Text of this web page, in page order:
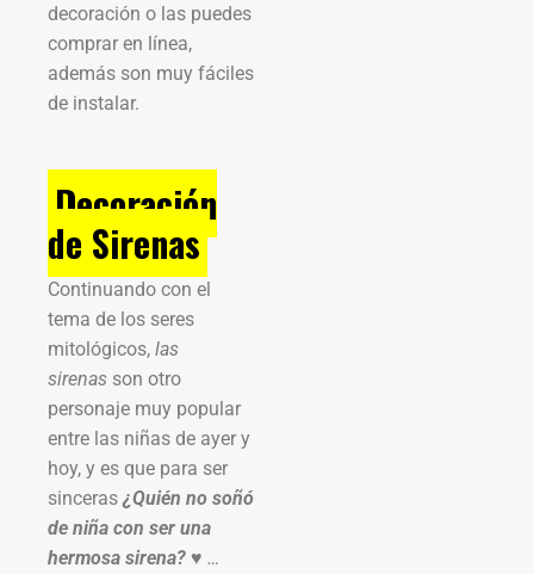
decoración o las puedes
comprar en línea,
además son muy fáciles
de instalar.
Decoración
de Sirenas
Continuando con el
tema de los seres
mitológicos, las
sirenas son otro
personaje muy popular
entre las niñas de ayer y
hoy, y es que para ser
sinceras ¿Quién no soñó
de niña con ser una
hermosa sirena? ♥ …